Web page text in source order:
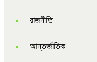
রাজনীতি
আন্তর্জাতিক